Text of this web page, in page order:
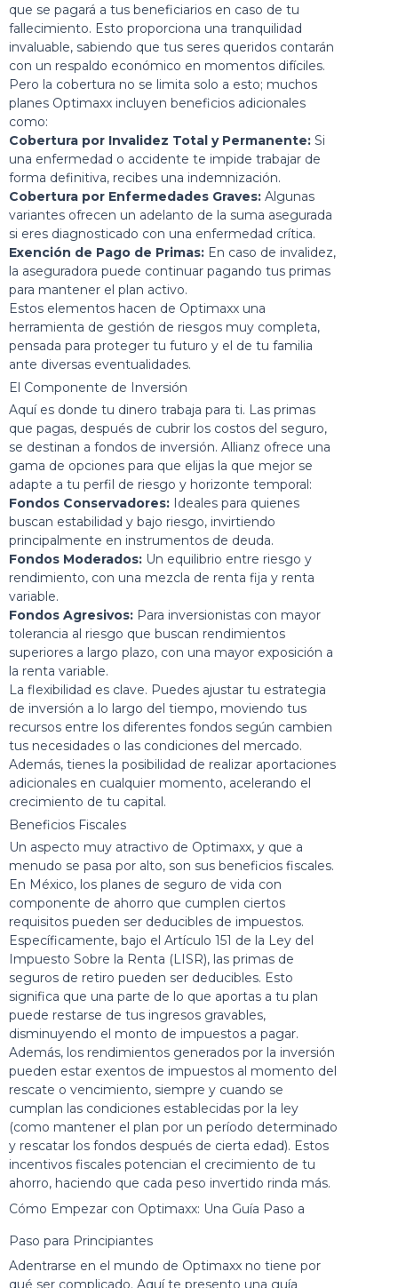
que se pagará a tus beneficiarios en caso de tu
fallecimiento. Esto proporciona una tranquilidad
invaluable, sabiendo que tus seres queridos contarán
con un respaldo económico en momentos difíciles.
Pero la cobertura no se limita solo a esto; muchos
planes Optimaxx incluyen beneficios adicionales
como:
Cobertura por Invalidez Total y Permanente: Si
una enfermedad o accidente te impide trabajar de
forma definitiva, recibes una indemnización.
Cobertura por Enfermedades Graves: Algunas
variantes ofrecen un adelanto de la suma asegurada
si eres diagnosticado con una enfermedad crítica.
Exención de Pago de Primas: En caso de invalidez,
la aseguradora puede continuar pagando tus primas
para mantener el plan activo.
Estos elementos hacen de Optimaxx una
herramienta de gestión de riesgos muy completa,
pensada para proteger tu futuro y el de tu familia
ante diversas eventualidades.
El Componente de Inversión
Aquí es donde tu dinero trabaja para ti. Las primas
que pagas, después de cubrir los costos del seguro,
se destinan a fondos de inversión. Allianz ofrece una
gama de opciones para que elijas la que mejor se
adapte a tu perfil de riesgo y horizonte temporal:
Fondos Conservadores: Ideales para quienes
buscan estabilidad y bajo riesgo, invirtiendo
principalmente en instrumentos de deuda.
Fondos Moderados: Un equilibrio entre riesgo y
rendimiento, con una mezcla de renta fija y renta
variable.
Fondos Agresivos: Para inversionistas con mayor
tolerancia al riesgo que buscan rendimientos
superiores a largo plazo, con una mayor exposición a
la renta variable.
La flexibilidad es clave. Puedes ajustar tu estrategia
de inversión a lo largo del tiempo, moviendo tus
recursos entre los diferentes fondos según cambien
tus necesidades o las condiciones del mercado.
Además, tienes la posibilidad de realizar aportaciones
adicionales en cualquier momento, acelerando el
crecimiento de tu capital.
Beneficios Fiscales
Un aspecto muy atractivo de Optimaxx, y que a
menudo se pasa por alto, son sus beneficios fiscales.
En México, los planes de seguro de vida con
componente de ahorro que cumplen ciertos
requisitos pueden ser deducibles de impuestos.
Específicamente, bajo el Artículo 151 de la Ley del
Impuesto Sobre la Renta (LISR), las primas de
seguros de retiro pueden ser deducibles. Esto
significa que una parte de lo que aportas a tu plan
puede restarse de tus ingresos gravables,
disminuyendo el monto de impuestos a pagar.
Además, los rendimientos generados por la inversión
pueden estar exentos de impuestos al momento del
rescate o vencimiento, siempre y cuando se
cumplan las condiciones establecidas por la ley
(como mantener el plan por un período determinado
y rescatar los fondos después de cierta edad). Estos
incentivos fiscales potencian el crecimiento de tu
ahorro, haciendo que cada peso invertido rinda más.
Cómo Empezar con Optimaxx: Una Guía Paso a
Paso para Principiantes
Adentrarse en el mundo de Optimaxx no tiene por
qué ser complicado. Aquí te presento una guía